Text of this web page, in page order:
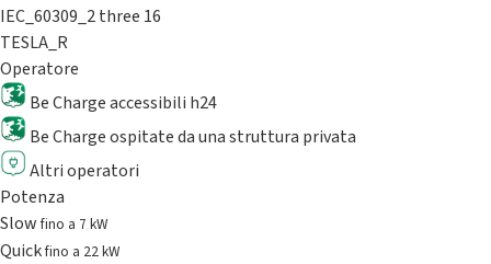
IEC_60309_2 three 16
TESLA_R
Operatore
Be Charge accessibili h24
Be Charge ospitate da una struttura privata
Altri operatori
Potenza
Slowfino a 7 kW
Quickfino a 22 kW